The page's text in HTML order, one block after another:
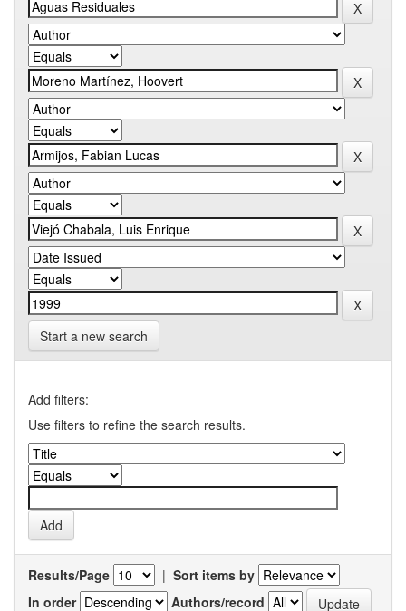
Start a new search
Add filters:
Use filters to refine the search results.
Results/Page | Sort items by
In order
Authors/record